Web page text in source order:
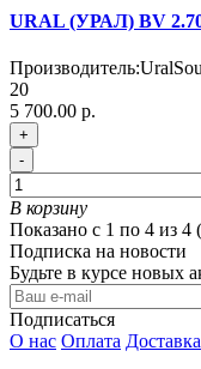
URAL (УРАЛ) BV
Производитель:
20
5 700.00 р.
+
-
В корзину
Показано с 1 по 4 из 4
Подписка на новости
Будьте в курсе новых
Подписаться
О нас Оплата Доставка